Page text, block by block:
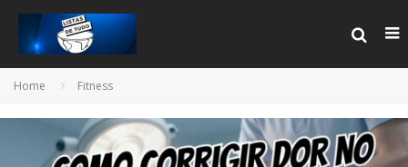
Home Fitness